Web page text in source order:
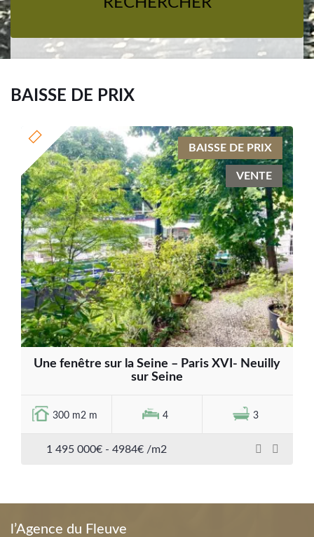
BAISSE DE PRIX
BAISSE DE PRIX
VENTE
Une fenêtre sur la Seine – Paris XVI- Neuilly
sur Seine
300 m2 m 4 3
1 495 000€ - 4984€ /m2
l’Agence du Fleuve